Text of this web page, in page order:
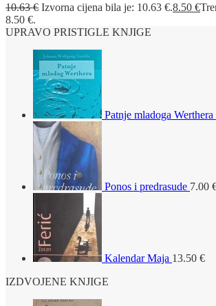
10.63€ Izvorna cijena bila je: 10.63 €.8.50 €
8.50 €.
UPRAVO PRISTIGLE KNJIGE
Patnje mladoga Werthera
Ponos i predrasude 7.00
Kalendar Maja 13.50 €
IZDVOJENE KNJIGE